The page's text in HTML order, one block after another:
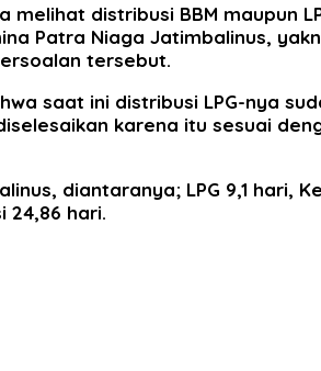
distribusi BBM maupun
Patra Niaga Jatimbalinus,
tersebut.
saat ini distribusi LPG-nya
karena itu sesuai
diantaranya; LPG 9,1 hari,
24,86 hari.